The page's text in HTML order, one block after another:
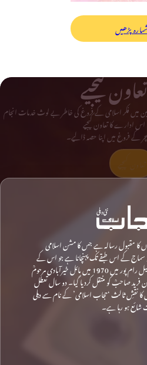
شمارہ پڑھیں
کیجیے
میں فکر اسلامی کے فروغ کی خاطر بے لوث خدمات انجام
ادارے کا تعاون کیجیے
کے فروغ میں اپنا حصہ ڈالیے۔
کا مقبول رسالہ ہے جس کا مشن اسلامی
کو سماج کے اس طبقے تک پہنچانا ہے جو اس کے
نصف کی نمائندہ ہے۔ حجاب کی داغ بیل رام پور میں 1970 میں مائل خیرآبادی مرحومؒ
1996 میں ڈاکٹر ابن فرید صاحبؒ کو منتقل کردیا گیا۔ دو سال تعطل
نومبر 2003 سے اس کا نقشِ ثالث ‘حجاب اسلامی’ کے نام سے دہلی
ہو رہا ہے۔